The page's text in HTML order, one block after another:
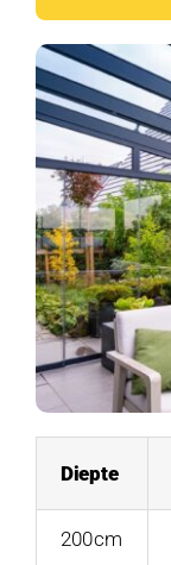
Diepte
200cm